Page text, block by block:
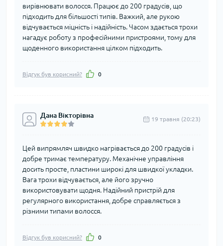
вирівнювати волосся. Працює до 200 градусів, що
підходить для більшості типів. Важкий, але рукою
відчувається міцність і надійність. Часом здається трохи
нагадує роботу з професійними пристроями, тому для
щоденного використання цілком підходить.
Відгук був корисний? 0
Дана Вікторівна 19 травня (20:23)
Цей випрямляч швидко нагрівається до 200 градусів і
добре тримає температуру. Механічне управління
досить просте, пластини широкі для швидкої укладки.
Вага трохи відчувається, але його зручно
використовувати щодня. Надійний пристрій для
регулярного використання, добре справляється з
різними типами волосся.
Відгук був корисний? 0